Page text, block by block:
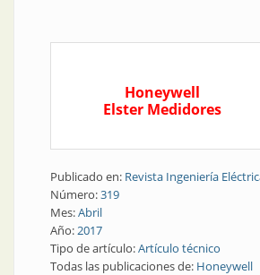
Honeywell
Elster Medidores
Publicado en: Revista Ingeniería
Número:319
Mes:Abril
Año:2017
Tipo de artículo:Artículo técnico
Todas las publicaciones de: Honeywell